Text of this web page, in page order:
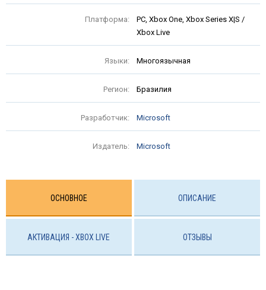
Платформа:
PC, Xbox One, Xbox Series X|S /
Xbox Live
Языки: Многоязычная
Регион: Бразилия
Разработчик: Microsoft
Издатель: Microsoft
ОСНОВНОЕ ОПИСАНИЕ
АКТИВАЦИЯ - XBOX LIVE ОТЗЫВЫ